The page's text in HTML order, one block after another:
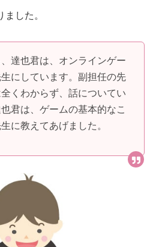
した。
達也君は、オンラインゲー
にしています。副担任の先
くわからず、話についてい
君は、ゲームの基本的なこ
に教えてあげました。